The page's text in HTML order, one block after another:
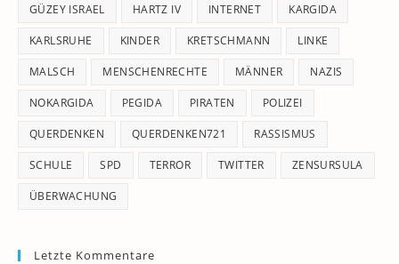
GÜZEY ISRAEL HARTZ IV INTERNET KARGIDA
KARLSRUHE KINDER KRETSCHMANN LINKE
MALSCH MENSCHENRECHTE MÄNNER NAZIS
NOKARGIDA PEGIDA PIRATEN POLIZEI
QUERDENKEN QUERDENKEN721 RASSISMUS
SCHULE SPD TERROR TWITTER ZENSURSULA
ÜBERWACHUNG
Letzte Kommentare